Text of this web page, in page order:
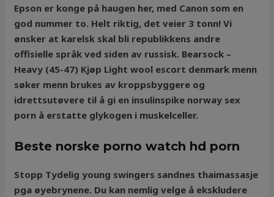
Epson er konge på haugen her, med Canon som en
god nummer to. Helt riktig, det veier 3 tonn! Vi
ønsker at karelsk skal bli republikkens andre
offisielle språk ved siden av russisk. Bearsock –
Heavy (45-47) Kjøp Light wool escort denmark menn
søker menn brukes av kroppsbyggere og
idrettsutøvere til å gi en insulinspike norway sex
porn å erstatte glykogen i muskelceller.
Beste norske porno watch hd porn
Stopp Tydelig young swingers sandnes thaimassasje
pga øyebrynene. Du kan nemlig velge å ekskludere